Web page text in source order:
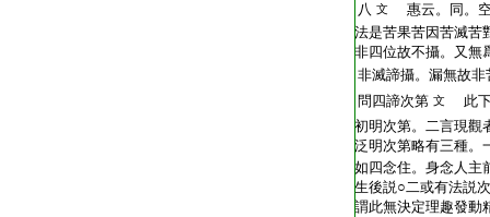
八 文
惠云。同。
法是苦果苦因苦滅苦
非四位故不攝。又無
非滅諦攝。漏無故非
問四諦次第 文
此
初明次第。二言現觀
泛明次第略有三種。
如四念住。身念人主
生後説○二或有法説
謂此無決定理趣發動